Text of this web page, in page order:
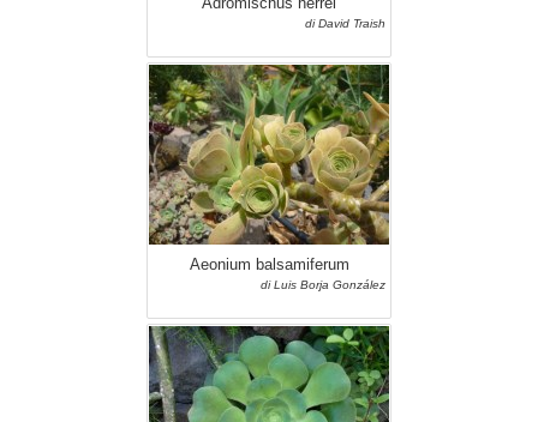
di David Traish
Aeonium balsamiferum
di Luis Borja González